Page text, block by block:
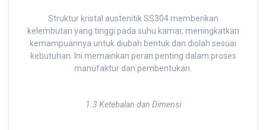
Struktur kristal austenitik SS304 memberikan
kelembutan yang tinggi pada suhu kamar, meningkatkan
kemampuannya untuk diubah bentuk dan diolah sesuai
kebutuhan. Ini memainkan peran penting dalam proses
manufaktur dan pembentukan.
1.3 Ketebalan dan Dimensi